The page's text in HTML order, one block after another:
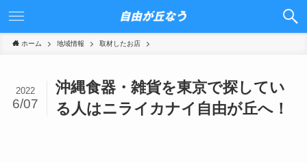
ホーム 地域情報 取材したお店
沖縄食器・雑貨を東京で探してい
る人はニライカナイ自由が丘へ！
2022
6/07